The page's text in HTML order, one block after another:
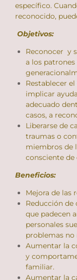
específico.
reconocido,
Objetivos:
Reconocer y
a los
Restablecer
implicar
adecuado
casos, a
Liberarse de
traumas o
miembros de
consciente de
Beneficios:
Mejora de las
Reducción de
que padecen
personales
problemas no
Aumentar la
y
familiar.
Aumentar la